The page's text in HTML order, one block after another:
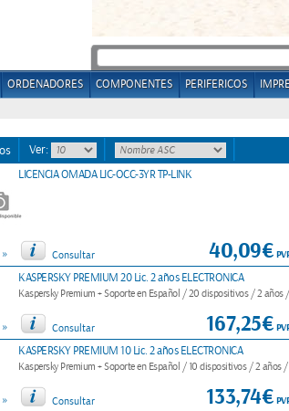
ORDENADORES COMPONENTES PERIFERICOS
Ver:
»
LICENCIA OMADA LIC-OCC-3YR TP-LINK
Consultar 40,09€
»
KASPERSKY PREMIUM 20 Lic. 2 años ELECTRONICA
Kaspersky Premium + Soporte en Español / 20 dispositivos / 2 años
Consultar 167,25€
»
KASPERSKY PREMIUM 10 Lic. 2 años ELECTRONICA
Kaspersky Premium + Soporte en Español / 10 dispositivos / 2 años
Consultar 133,74€